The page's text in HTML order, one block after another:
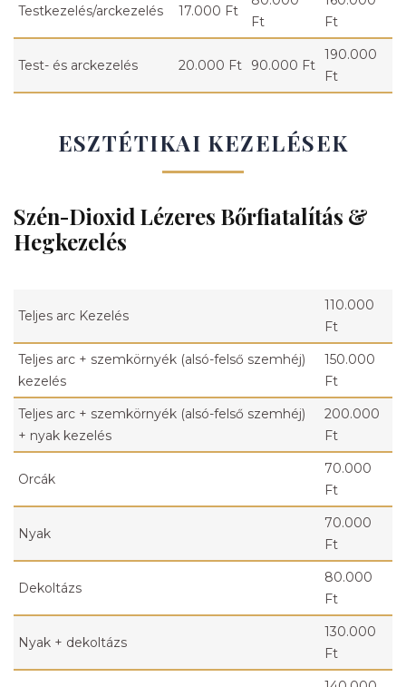
Testkezelés/arckezelés 17.000 Ft
Ft
Ft
Test- és arckezelés 20.000 Ft 90.000 Ft
190.000
Ft
ESZTÉTIKAI KEZELÉSEK
Szén-Dioxid Lézeres Bőrfiatalítás &
Hegkezelés
Teljes arc Kezelés
110.000
Ft
Teljes arc + szemkörnyék (alsó-felső szemhéj)
kezelés
150.000
Ft
Teljes arc + szemkörnyék (alsó-felső szemhéj)
+ nyak kezelés
200.000
Ft
Orcák
70.000
Ft
Nyak
70.000
Ft
Dekoltázs
80.000
Ft
Nyak + dekoltázs
130.000
Ft